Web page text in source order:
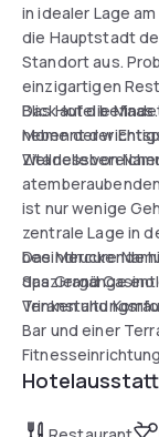
in idealer Lage
die Hauptstadt
Standort aus.
einzigartigen
Blick auf die
Moment der
Das Hotel
neben der
Zitadelle von
ist nur wenige
zentrale Lage in
beeindruckende
Spaziergänge
Trinken und
Das Mercure
das Grand
Bar und einer